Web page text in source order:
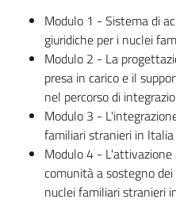
Modulo 1 - Sistema di
giuridiche per i nuclei
Modulo 2 - La
presa in carico e il
nel percorso di
Modulo 3 -
familiari stranieri in Italia
Modulo 4 -
comunità a sostegno
nuclei familiari stranieri